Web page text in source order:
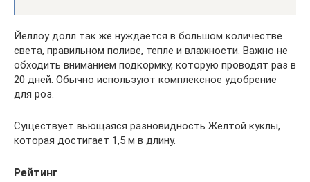
Йеллоу долл так же нуждается в большом количестве
света, правильном поливе, тепле и влажности. Важно не
обходить вниманием подкормку, которую проводят раз в
20 дней. Обычно используют комплексное удобрение
для роз.
Существует вьющаяся разновидность Желтой куклы,
которая достигает 1,5 м в длину.
Рейтинг